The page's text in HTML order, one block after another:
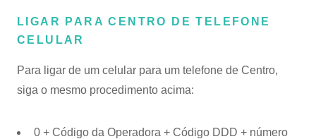
LIGAR PARA CENTRO DE TELEFONE
CELULAR
Para ligar de um celular para um telefone de Centro,
siga o mesmo procedimento acima:
0 + Código da Operadora + Código DDD + número